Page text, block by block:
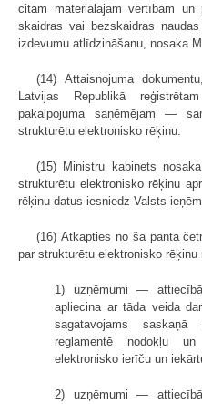
citām materiālajām vērtībām
skaidras vai bezskaidras
izdevumu atlīdzināšanu, nosaka
(14) Attaisnojuma
Latvijas Republikā
pakalpojuma saņēmējam —
strukturētu elektronisko rēķinu.
(15) Ministru kabinets
strukturētu elektronisko rēķinu
rēķinu datus iesniedz Valsts
(16) Atkāpties no šā panta
par strukturētu elektronisko rēķinu
1) uzņēmumi —
apliecina ar tāda veida
sagatavojams
reglamentē nodokļu
elektronisko ierīču un
2) uzņēmumi —